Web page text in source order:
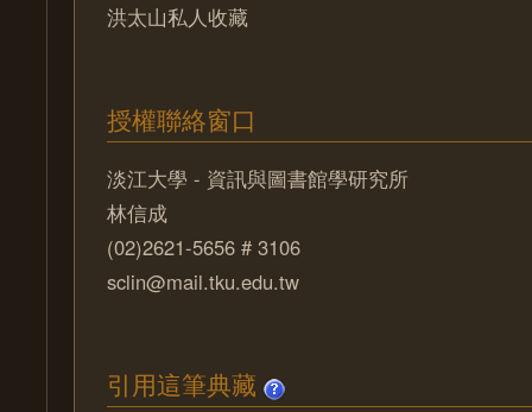
洪太山私人收藏
授權聯絡窗口
淡江大學 - 資訊與圖書館學研究所
林信成
(02)2621-5656 # 3106
sclin@mail.tku.edu.tw
引用這筆典藏